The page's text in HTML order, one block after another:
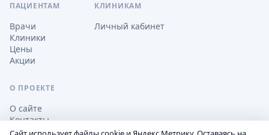
ПАЦИЕНТАМ
Врачи
Клиники
Цены
Акции
КЛИНИКАМ
Личный кабинет
О ПРОЕКТЕ
О сайте
Контакты